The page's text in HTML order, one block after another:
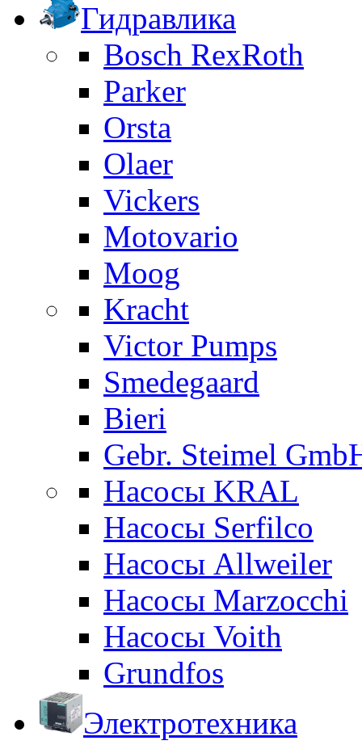
Гидравлика
Bosch RexRoth
Parker
Orsta
Olaer
Vickers
Motovario
Moog
Kracht
Victor Pumps
Smedegaard
Bieri
Gebr. Steimel
Насосы KRAL
Насосы Serfilco
Насосы Allweiler
Насосы Marzocchi
Насосы Voith
Grundfos
Электротехника